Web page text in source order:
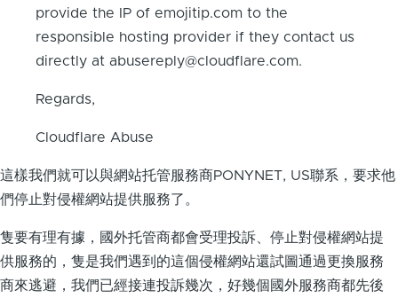
provide the IP of emojitip.com to the
responsible hosting provider if they contact us
directly at abusereply@cloudflare.com.
Regards,
Cloudflare Abuse
這樣我們就可以與網站托管服務商PONYNET, US聯系，要求他
們停止對侵權網站提供服務了。
隻要有理有據，國外托管商都會受理投訴、停止對侵權網站提
供服務的，隻是我們遇到的這個侵權網站還試圖通過更換服務
商來逃避，我們已經接連投訴幾次，好幾個國外服務商都先後